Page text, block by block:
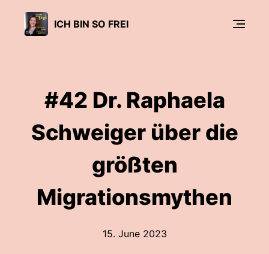
ICH BIN SO FREI
#42 Dr. Raphaela
Schweiger über die
größten
Migrationsmythen
15. June 2023